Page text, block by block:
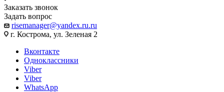
Заказать звонок
Задать вопрос
risemanager@yandex.ru.ru
г. Кострома, ул. Зеленая 2
Вконтакте
Одноклассники
Viber
Viber
WhatsApp